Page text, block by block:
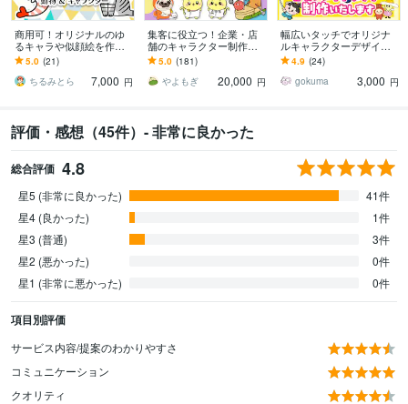
商用可！オリジナルのゆ
るキャラや似顔絵を作成
します ゆるい・かわい
い・脱力・シンプル！キ
ャラデザも大歓迎です！
5.0 (21)
ちるみとら
7,000 円
集客に役立つ！企業・店
舗のキャラクター制作し
ます 商用利用、グッズ制
作・販売も可能
5.0 (181)
やよもぎ
20,000 円
幅広いタッチでオリジナ
ルキャラクターデザイン
します 個人様から企業様
まで、ご希望をカタチに
安心サポート！
4.9 (24)
gokuma
3,000 円
評価・感想（45件）- 非常に良かった
総合評価 4.8
星5 (非常に良かった)
41件
星4 (良かった)
1件
星3 (普通)
3件
星2 (悪かった)
0件
星1 (非常に悪かった)
0件
項目別評価
サービス内容/提案のわかりやすさ
コミュニケーション
クオリティ